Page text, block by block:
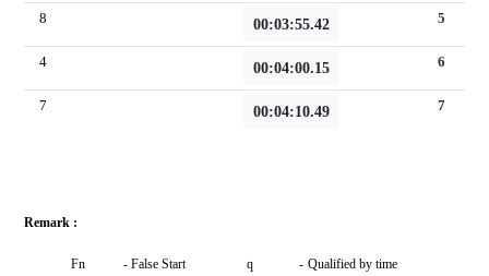
8 00:03:55.42 5
4 00:04:00.15 6
7 00:04:10.49 7
Remark :
Fn - False Start q - Qualified by time